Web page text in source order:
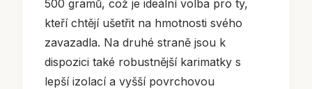
500 gramů, což je ideální volba pro ty,
kteří chtějí ušetřit na hmotnosti svého
zavazadla. Na druhé straně jsou k
dispozici také robustnější karimatky s
lepší izolací a vyšší povrchovou